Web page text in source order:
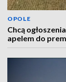
OPOLE
Chcą
apelem do